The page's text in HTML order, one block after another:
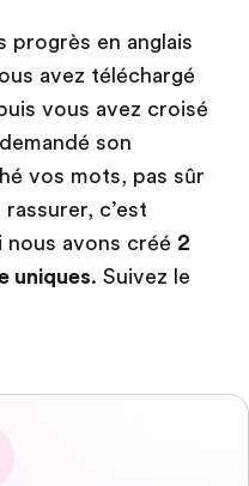
progrès en anglais
avez téléchargé
vous avez croisé
son
vos mots, pas sûr
c’est
avons créé 2
uniques. Suivez le